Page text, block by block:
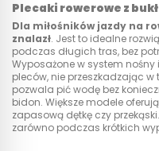
Plecaki rowerowe z
Dla miłośników jazdy na
znalazł. Jest to idealne
podczas długich tras, bez
Wyposażone w system
pleców, nie przeszkadzając w
pozwala pić wodę bez
bidon. Większe modele
zapasową dętkę czy przekąski.
zarówno podczas krótkich